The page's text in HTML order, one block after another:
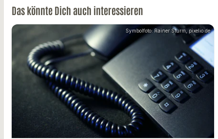
Das könnte Dich auch interessieren
Symbolfoto: Rainer Sturm, pixelio.de